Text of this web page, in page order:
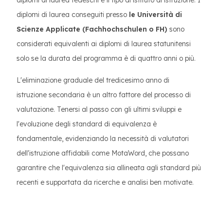
diplomi di laurea conseguiti presso le Università di
Scienze Applicate (Fachhochschulen o FH) sono
considerati equivalenti ai diplomi di laurea statunitensi
solo se la durata del programma è di quattro anni o più.
L'eliminazione graduale del tredicesimo anno di
istruzione secondaria è un altro fattore del processo di
valutazione. Tenersi al passo con gli ultimi sviluppi e
l'evoluzione degli standard di equivalenza è
fondamentale, evidenziando la necessità di valutatori
dell'istruzione affidabili come MotaWord, che possano
garantire che l'equivalenza sia allineata agli standard più
recenti e supportata da ricerche e analisi ben motivate.